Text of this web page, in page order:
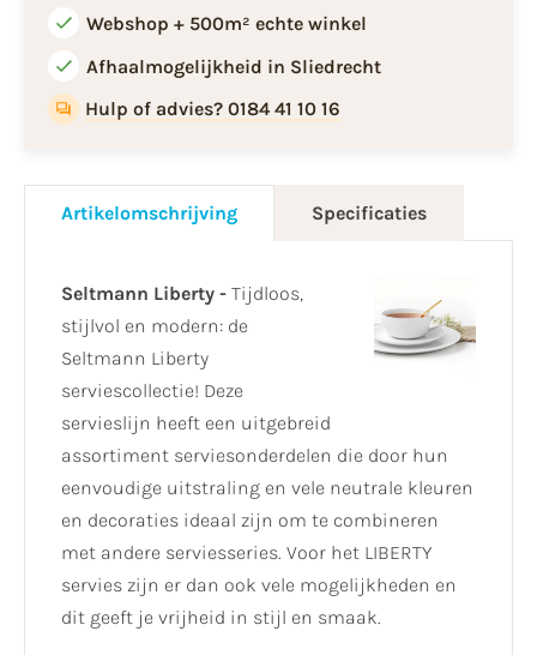
Webshop + 500m² echte winkel
Afhaalmogelijkheid in Sliedrecht
Hulp of advies? 0184 41 10 16
Artikelomschrijving Specificaties
Seltmann Liberty - Tijdloos,
stijlvol en modern: de
Seltmann Liberty
serviescollectie! Deze
servieslijn heeft een uitgebreid
assortiment serviesonderdelen die door hun
eenvoudige uitstraling en vele neutrale kleuren
en decoraties ideaal zijn om te combineren
met andere serviesseries. Voor het LIBERTY
servies zijn er dan ook vele mogelijkheden en
dit geeft je vrijheid in stijl en smaak.